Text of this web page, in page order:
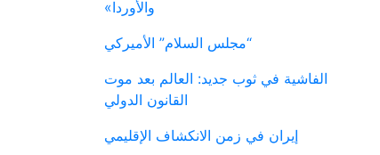
والأوردا»
“مجلس السلام” الأميركي
الفاشية في ثوب جديد: العالم بعد موت
القانون الدولي
إيران في زمن الانكشاف الإقليمي